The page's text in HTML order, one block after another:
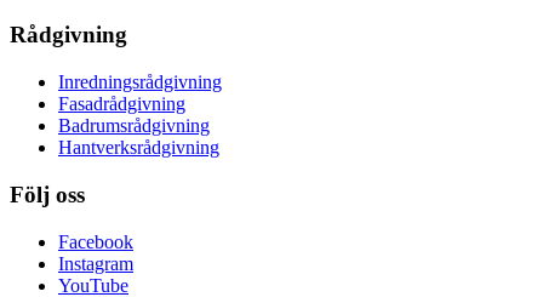
Rådgivning
Inredningsrådgivning
Fasadrådgivning
Badrumsrådgivning
Hantverksrådgivning
Följ oss
Facebook
Instagram
YouTube